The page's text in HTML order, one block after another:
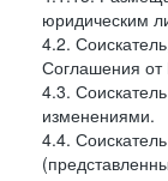
юридическим
4.2.
Соглашения
4.3.
изменениями.
4.4.